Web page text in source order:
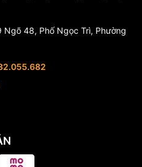
Ngõ 48, Phố Ngọc Trì, Phường